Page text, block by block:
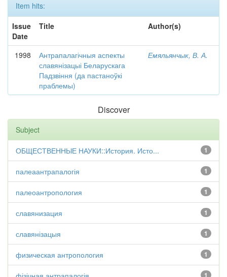
Item hits:
Issue
Date
Title Author(s)
1998
Антрапалагічныя аспекты
славянізацыі Беларускага
Падзвіння (да пастаноўкі
праблемы)
Емяльянчык, В. А.
Discover
Subject
1
ОБЩЕСТВЕННЫЕ НАУКИ::История. Исто...
1
палеаантрапалогія
1
палеоантропология
1
славянизация
1
славянізацыя
1
физическая антропология
1